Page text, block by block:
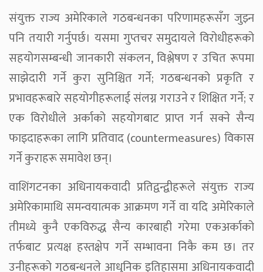
संयुक्त राज्य अमेरिकाले गठबन्धनका परिणामहरूसँग जुझ्न
पनि तयारी गर्नुपर्छ। यसमा गुप्तचर समुदायले विरोधीहरूको
सहयोगसम्बन्धी जानकारी संकलन, विश्लेषण र उचित रूपमा
साझेदारी गर्ने कुरा सुनिश्चित गर्ने; गठबन्धनको प्रकृति र
प्रभावहरूबारे सहयोगीहरूलाई संलग्न गराउने र शिक्षित गर्ने; र
एक विरोधीले अर्काको सहयोगबाट प्राप्त गर्न सक्ने सैन्य
फाइदाहरूका लागि प्रतिवाद (countermeasures) विकास
गर्ने कुराहरू समावेश छन्।
वाशिंगटनका अधिनायकवादी प्रतिद्वन्द्वीहरूले संयुक्त राज्य
अमेरिकामाथि समन्वयात्मक आक्रमण गर्ने वा यदि अमेरिकाले
तीमध्ये कुनै एकविरुद्ध सैन्य कारबाही गरेमा एकअर्काको
तर्फबाट प्रत्यक्ष हस्तक्षेप गर्ने सम्भावना निकै कम छ। तर
उनीहरूको गठबन्धनले आधुनिक इतिहासमा अधिनायकवादी